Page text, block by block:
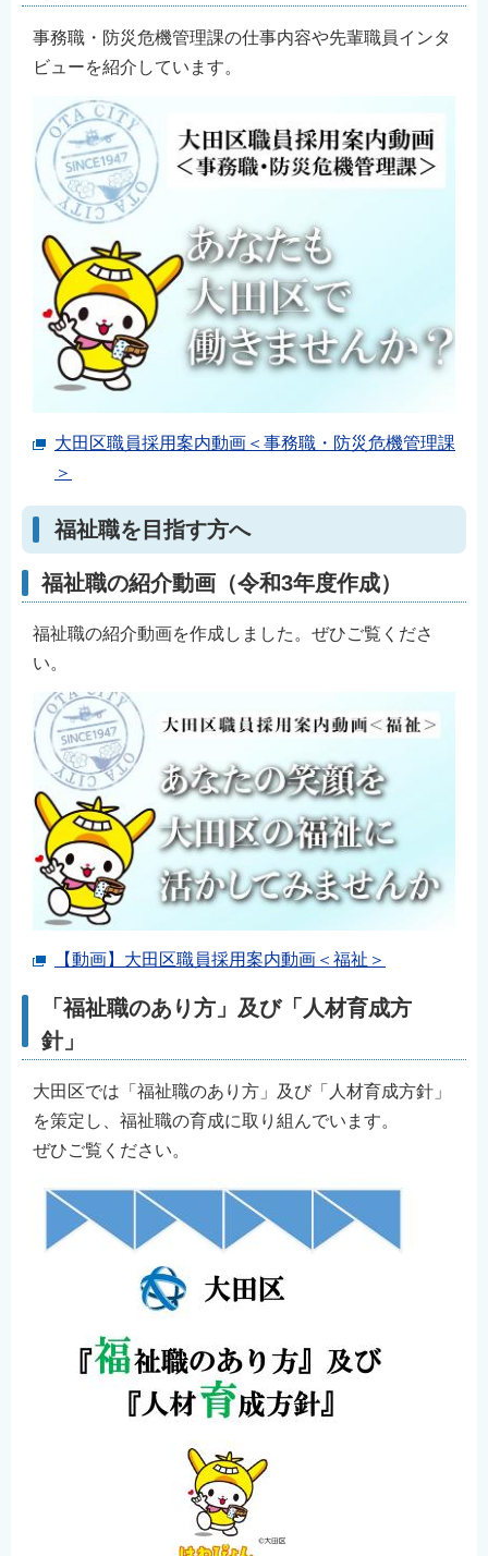
事務職・防災危機管理課の仕事内容や先輩職員インタ
ビューを紹介しています。
大田区職員採用案内動画＜事務職・防災危機管理課
＞
福祉職を目指す方へ
福祉職の紹介動画（令和3年度作成）
福祉職の紹介動画を作成しました。ぜひご覧くださ
い。
【動画】大田区職員採用案内動画＜福祉＞
「福祉職のあり方」及び「人材育成方
針」
大田区では「福祉職のあり方」及び「人材育成方針」
を策定し、福祉職の育成に取り組んでいます。
ぜひご覧ください。